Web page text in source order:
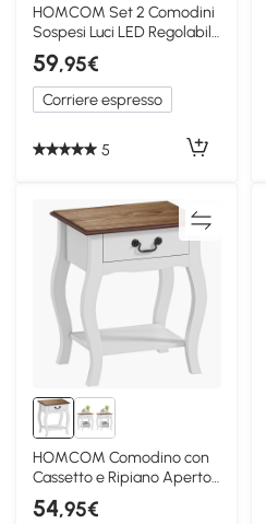
HOMCOM Set 2 Comodini
Sospesi Luci LED Regolabili
con APP Bianco
59,95€
Corriere espresso
5
HOMCOM Comodino con
Cassetto e Ripiano Aperto
Bianco e Rovere
54,95€